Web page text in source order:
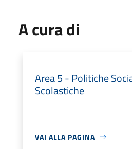
A cura di
Area 5 - Politiche
Scolastiche
VAI ALLA PAGINA